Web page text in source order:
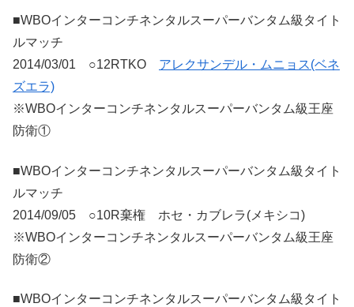
■WBOインターコンチネンタルスーパーバンタム級タイト
ルマッチ
2014/03/01 ○12RTKO アレクサンデル・ムニョス(ベネ
ズエラ)
※WBOインターコンチネンタルスーパーバンタム級王座
防衛①
■WBOインターコンチネンタルスーパーバンタム級タイト
ルマッチ
2014/09/05 ○10R棄権 ホセ・カブレラ(メキシコ)
※WBOインターコンチネンタルスーパーバンタム級王座
防衛②
■WBOインターコンチネンタルスーパーバンタム級タイト